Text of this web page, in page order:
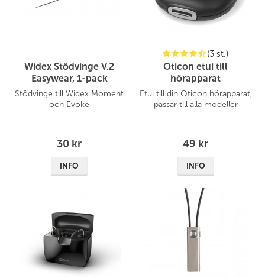
Widex Stödvinge V.2
Easywear, 1-pack
Stödvinge till Widex Moment
och Evoke
30 kr
INFO
(3 st.)
Oticon etui till
hörapparat
Etui till din Oticon hörapparat,
passar till alla modeller
49 kr
INFO